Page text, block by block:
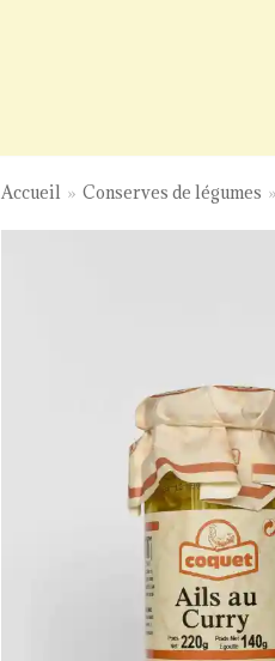
Accueil » Conserves de légumes »